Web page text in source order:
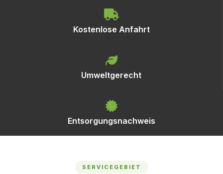
Kostenlose Anfahrt
Umweltgerecht
Entsorgungsnachweis
SERVICEGEBIET